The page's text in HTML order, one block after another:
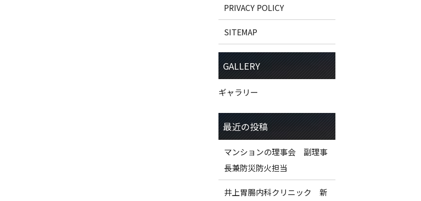
PRIVACY POLICY
SITEMAP
ギャラリー
マンションの理事会 副理事
長兼防災防火担当
井上胃腸内科クリニック 新